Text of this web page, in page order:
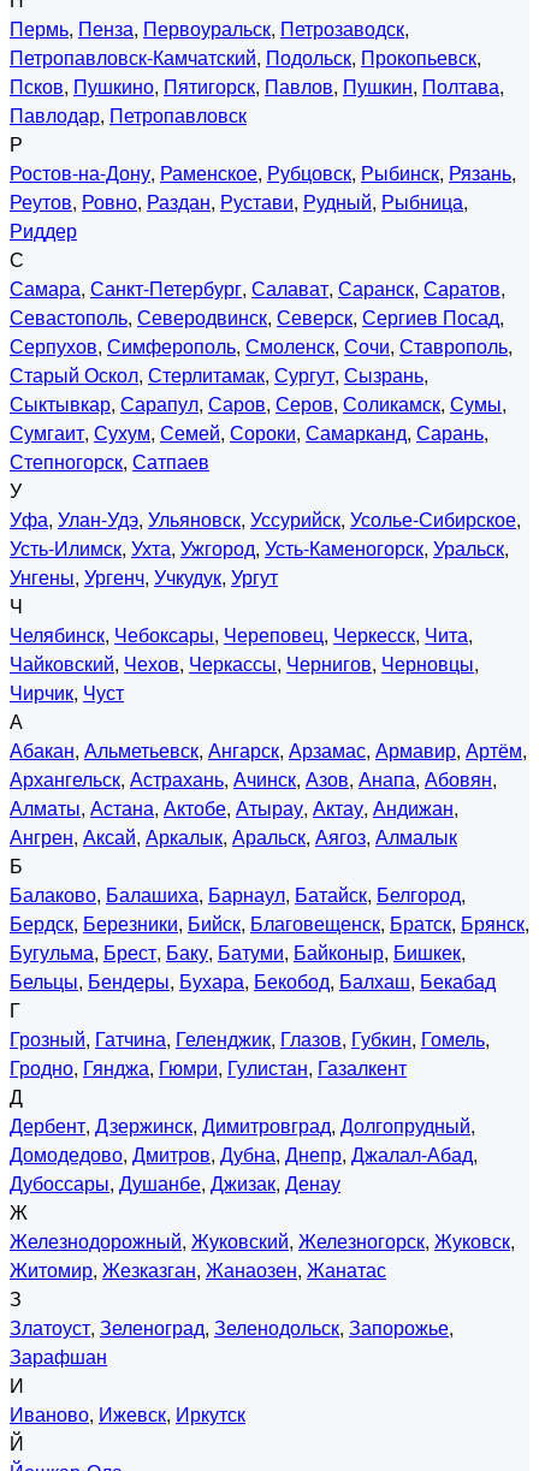
Пермь, Пенза, Первоуральск, Петрозаводск,
Петропавловск-Камчатский, Подольск, Прокопьевск,
Псков, Пушкино, Пятигорск, Павлов, Пушкин, Полтава,
Павлодар, Петропавловск
Р
Ростов-на-Дону, Раменское, Рубцовск, Рыбинск, Рязань,
Реутов, Ровно, Раздан, Рустави, Рудный, Рыбница,
Риддер
С
Самара, Санкт-Петербург, Салават, Саранск, Саратов,
Севастополь, Северодвинск, Северск, Сергиев Посад,
Серпухов, Симферополь, Смоленск, Сочи, Ставрополь,
Старый Оскол, Стерлитамак, Сургут, Сызрань,
Сыктывкар, Сарапул, Саров, Серов, Соликамск, Сумы,
Сумгаит, Сухум, Семей, Сороки, Самарканд, Сарань,
Степногорск, Сатпаев
У
Уфа, Улан-Удэ, Ульяновск, Уссурийск, Усолье-Сибирское,
Усть-Илимск, Ухта, Ужгород, Усть-Каменогорск, Уральск,
Унгены, Ургенч, Учкудук, Ургут
Ч
Челябинск, Чебоксары, Череповец, Черкесск, Чита,
Чайковский, Чехов, Черкассы, Чернигов, Черновцы,
Чирчик, Чуст
А
Абакан, Альметьевск, Ангарск, Арзамас, Армавир, Артём,
Архангельск, Астрахань, Ачинск, Азов, Анапа, Абовян,
Алматы, Астана, Актобе, Атырау, Актау, Андижан,
Ангрен, Аксай, Аркалык, Аральск, Аягоз, Алмалык
Б
Балаково, Балашиха, Барнаул, Батайск, Белгород,
Бердск, Березники, Бийск, Благовещенск, Братск, Брянск,
Бугульма, Брест, Баку, Батуми, Байконыр, Бишкек,
Бельцы, Бендеры, Бухара, Бекобод, Балхаш, Бекабад
Г
Грозный, Гатчина, Геленджик, Глазов, Губкин, Гомель,
Гродно, Гянджа, Гюмри, Гулистан, Газалкент
Д
Дербент, Дзержинск, Димитровград, Долгопрудный,
Домодедово, Дмитров, Дубна, Днепр, Джалал-Абад,
Дубоссары, Душанбе, Джизак, Денау
Ж
Железнодорожный, Жуковский, Железногорск, Жуковск,
Житомир, Жезказган, Жанаозен, Жанатас
З
Златоуст, Зеленоград, Зеленодольск, Запорожье,
Зарафшан
И
Иваново, Ижевск, Иркутск
Й